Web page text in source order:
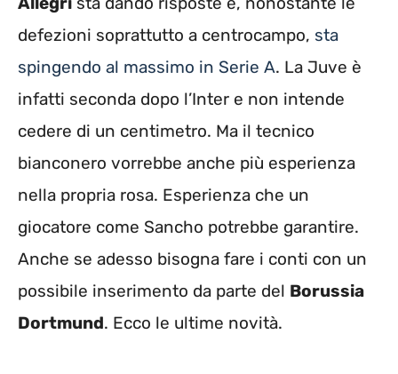
defezioni soprattutto a centrocampo, sta
spingendo al massimo in Serie A. La Juve è
infatti seconda dopo l’Inter e non intende
cedere di un centimetro. Ma il tecnico
bianconero vorrebbe anche più esperienza
nella propria rosa. Esperienza che un
giocatore come Sancho potrebbe garantire.
Anche se adesso bisogna fare i conti con un
possibile inserimento da parte del Borussia
Dortmund. Ecco le ultime novità.